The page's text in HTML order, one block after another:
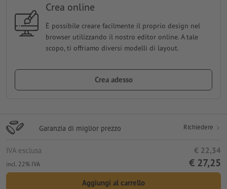
Crea online
È possibile creare facilmente il proprio design nel
browser utilizzando il nostro editor online. A tale
scopo, ti offriamo diversi modelli di layout.
Crea adesso
Garanzia di miglior prezzo Richiedere
IVA esclusa € 22,34
incl. 22% IVA € 27,25
Aggiungi al carrello